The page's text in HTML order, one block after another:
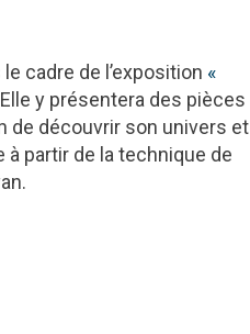
cadre de l’exposition «
y présentera des pièces
de découvrir son univers et
partir de la technique de